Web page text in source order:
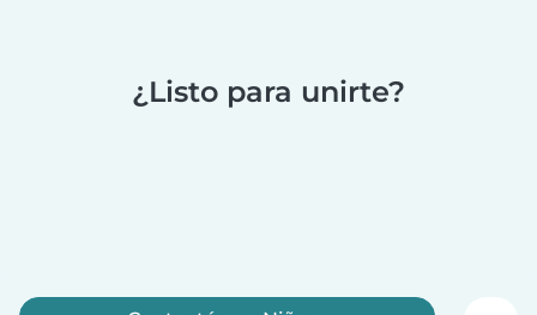
¿Listo para unirte?